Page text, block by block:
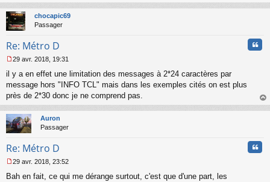
a
g
e
n
n
l
au
chocapic69
Passager
Re: Métro D
e
s
s
g
e
n
n
u
29 avr. 2018, 19:31
il y a en effet une limitation des messages à 2*24 caractères par
message hors "INFO TCL" mais dans les exemples cités on est plus
près de 2*30 donc je ne comprend pas.
au
Auron
Passager
Re: Métro D
e
29 avr. 2018, 23:52
Bah en fait, ce qui me dérange surtout, c'est que d'une part, les